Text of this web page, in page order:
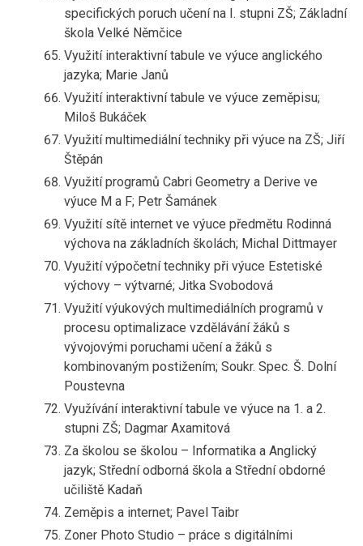
specifických poruch učení na I. stupni ZŠ; Základní
škola Velké Němčice
Využití interaktivní tabule ve výuce anglického
jazyka; Marie Janů
Využití interaktivní tabule ve výuce zeměpisu;
Miloš Bukáček
Využití multimediální techniky při výuce na ZŠ; Jiří
Štěpán
Využití programů Cabri Geometry a Derive ve
výuce M a F; Petr Šamánek
Využití sítě internet ve výuce předmětu Rodinná
výchova na základních školách; Michal Dittmayer
Využití výpočetní techniky při výuce Estetiské
výchovy – výtvarné; Jitka Svobodová
Využití výukových multimediálních programů v
procesu optimalizace vzdělávání žáků s
vývojovými poruchami učení a žáků s
kombinovaným postižením; Soukr. Spec. Š. Dolní
Poustevna
Využívání interaktivní tabule ve výuce na 1. a 2.
stupni ZŠ; Dagmar Axamitová
Za školou se školou – Informatika a Anglický
jazyk; Střední odborná škola a Střední obdorné
učiliště Kadaň
Zeměpis a internet; Pavel Taibr
Zoner Photo Studio – práce s digitálními